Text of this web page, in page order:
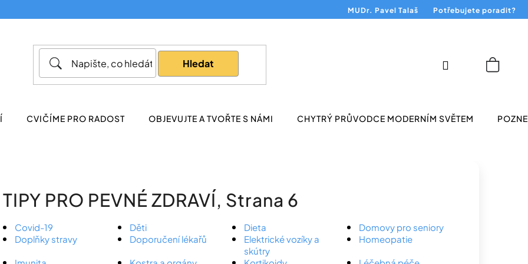
MUDr. Pavel Talaš Potřebujete poradit?
Hledat
CVIČÍME PRO RADOST OBJEVUJTE A TVOŘTE S NÁMI CHYTRÝ PRŮVODCE MODERNÍM SVĚTEM
Přihlášení
TIPY PRO PEVNÉ ZDRAVÍ, Strana 6
Covid-19 Děti Dieta
Domovy pro seniory
Doplňky stravy
Doporučení lékařů
Elektrické vozíky a
skútry
Homeopatie
Co potřebujete najít?